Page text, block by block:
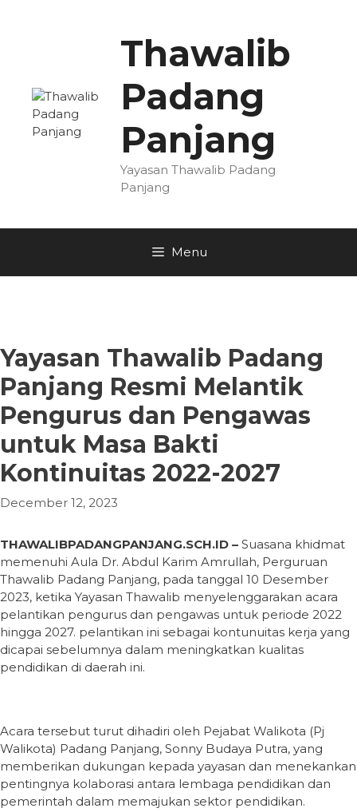
Thawalib
Padang
Panjang
Yayasan Thawalib Padang
Panjang
Menu
Yayasan Thawalib Padang
Panjang Resmi Melantik
Pengurus dan Pengawas
untuk Masa Bakti
Kontinuitas 2022-2027
December 12, 2023
THAWALIBPADANGPANJANG.SCH.ID – Suasana khidmat
memenuhi Aula Dr. Abdul Karim Amrullah, Perguruan
Thawalib Padang Panjang, pada tanggal 10 Desember
2023, ketika Yayasan Thawalib menyelenggarakan acara
pelantikan pengurus dan pengawas untuk periode 2022
hingga 2027. pelantikan ini sebagai kontunuitas kerja yang
dicapai sebelumnya dalam meningkatkan kualitas
pendidikan di daerah ini.
Acara tersebut turut dihadiri oleh Pejabat Walikota (Pj
Walikota) Padang Panjang, Sonny Budaya Putra, yang
memberikan dukungan kepada yayasan dan menekankan
pentingnya kolaborasi antara lembaga pendidikan dan
pemerintah dalam memajukan sektor pendidikan.